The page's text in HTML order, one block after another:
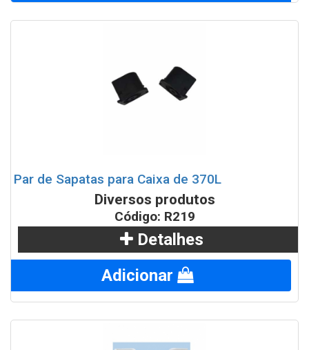
Par de Sapatas para Caixa de 370L
Diversos produtos
Código: R219
Detalhes
Adicionar